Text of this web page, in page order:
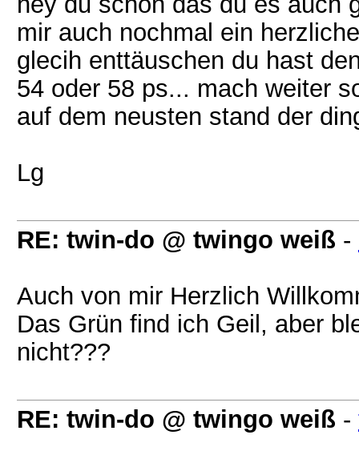
mir auch nochmal ein
glecih enttäuschen du hast
54 oder 58 ps... mach weiter
auf dem neusten stand der
Lg
RE: twin-do @ twingo weiß -
Auch von mir Herzlich
Das Grün find ich Geil, aber
nicht???
RE: twin-do @ twingo weiß -